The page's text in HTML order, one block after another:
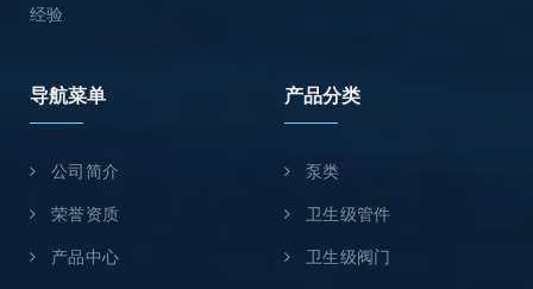
经验
导航菜单
公司简介
荣誉资质
产品中心
产品分类
泵类
卫生级管件
卫生级阀门